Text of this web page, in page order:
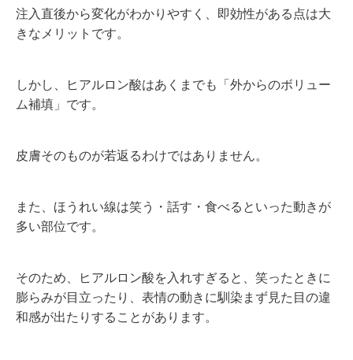
注入直後から変化がわかりやすく、即効性がある点は大
きなメリットです。
しかし、ヒアルロン酸はあくまでも「外からのボリュー
ム補填」です。
皮膚そのものが若返るわけではありません。
また、ほうれい線は笑う・話す・食べるといった動きが
多い部位です。
そのため、ヒアルロン酸を入れすぎると、笑ったときに
膨らみが目立ったり、表情の動きに馴染まず見た目の違
和感が出たりすることがあります。